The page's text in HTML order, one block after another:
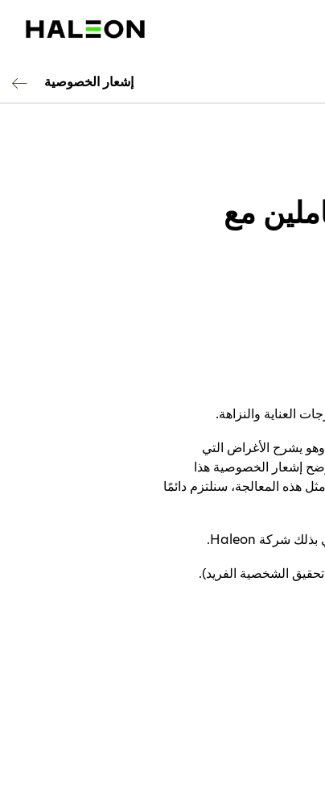
إشعار الخصوصية
مع
العناية والنزاهة.
يشرح الأغراض التي
إشعار الخصوصية هذا
هذه المعالجة، سنلتزم دائمًا
الشخصية الفريد).